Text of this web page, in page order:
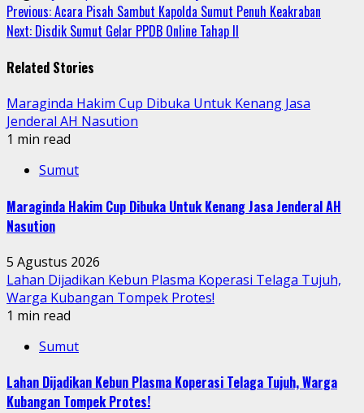
Continue
Reading
Previous:Acara Pisah Sambut Kapolda Sumut Penuh Keakraban
Next: Disdik Sumut Gelar PPDB Online Tahap II
Related Stories
Maraginda Hakim Cup Dibuka Untuk Kenang Jasa
Jenderal AH Nasution
1 min read
Sumut
Maraginda Hakim Cup Dibuka Untuk Kenang Jasa Jenderal AH
Nasution
5 Agustus 2026
Lahan Dijadikan Kebun Plasma Koperasi Telaga Tujuh,
Warga Kubangan Tompek Protes!
1 min read
Sumut
Lahan Dijadikan Kebun Plasma Koperasi Telaga Tujuh, Warga
Kubangan Tompek Protes!